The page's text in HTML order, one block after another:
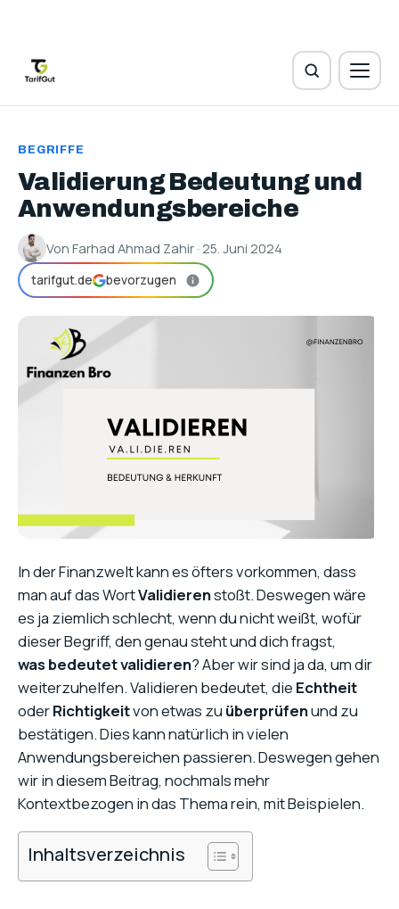
BEGRIFFE
Validierung Bedeutung und
Anwendungsbereiche
Von Farhad Ahmad Zahir · 25. Juni 2024
tarifgut.de bevorzugen
In der Finanzwelt kann es öfters vorkommen, dass
man auf das WortValidierenstoßt. Deswegen wäre
es ja ziemlich schlecht, wenn du nicht weißt, wofür
dieser Begriff, den genau steht und dich fragst,
was bedeutet validieren? Aber wir sind ja da, um dir
weiterzuhelfen. Validieren bedeutet, die Echtheit
oderRichtigkeitvon etwas zu überprüfenund zu
bestätigen. Dies kann natürlich in vielen
Anwendungsbereichen passieren. Deswegen gehen
wir in diesem Beitrag, nochmals mehr
Kontextbezogen in das Thema rein, mit Beispielen.
Inhaltsverzeichnis